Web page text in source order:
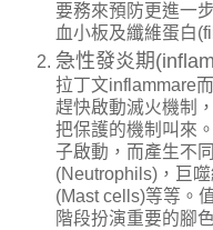
要務來預防更進一
血小板及纖維蛋白
急性發炎期(
拉丁文inflammare
趕快啟動滅火機制
把保護的機制叫來
子啟動，而產生不
(Neutrophils)，巨
(Mast cells)等等。
階段扮演重要的腳